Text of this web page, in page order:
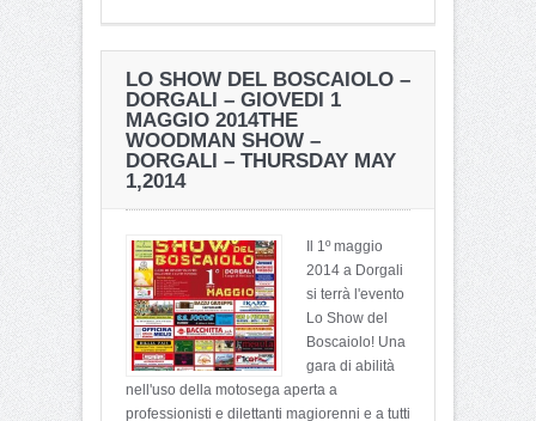
LO SHOW DEL BOSCAIOLO –
DORGALI – GIOVEDI 1
MAGGIO 2014THE
WOODMAN SHOW –
DORGALI – THURSDAY MAY
1,2014
Il 1º maggio
2014 a Dorgali
si terrà l'evento
Lo Show del
Boscaiolo! Una
gara di abilità
nell'uso della motosega aperta a
professionisti e dilettanti magiorenni e a tutti